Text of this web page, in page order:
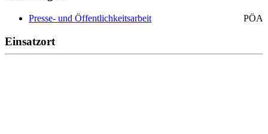
Presse- und Öffentlichkeitsarbeit PÖA
Einsatzort